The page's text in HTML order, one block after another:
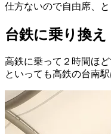
仕方ないので自由席、
台鉄に乗り換え
高鉄に乗って２時間ほど
といっても高鉄の台南